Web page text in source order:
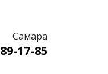
Самара
17-85